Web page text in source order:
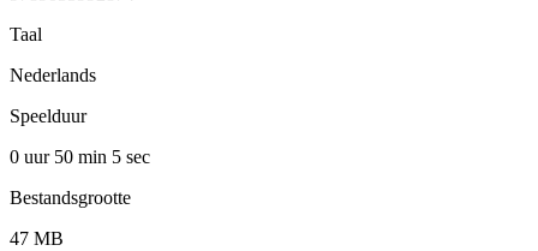
Taal
Nederlands
Speelduur
0 uur 50 min 5 sec
Bestandsgrootte
47 MB